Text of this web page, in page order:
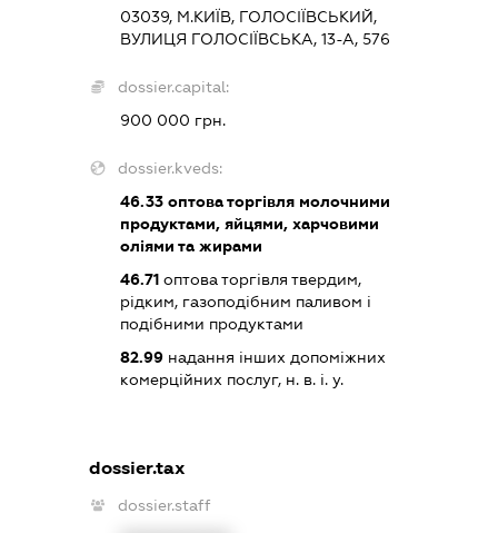
03039, М.КИЇВ, ГОЛОСІЇВСЬКИЙ,
ВУЛИЦЯ ГОЛОСІЇВСЬКА, 13-А, 576
dossier.capital:
900 000 грн.
dossier.kveds:
46.33оптова торгівля молочними
продуктами, яйцями, харчовими
оліями та жирами
46.71оптова торгівля твердим,
рідким, газоподібним паливом і
подібними продуктами
82.99надання інших допоміжних
комерційних послуг, н. в. і. у.
dossier.tax
dossier.staff